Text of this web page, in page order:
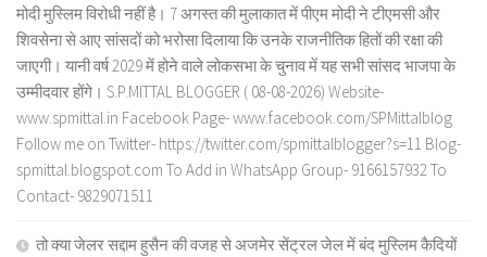
मोदी मुस्लिम विरोधी नहीं है। 7 अगस्त की मुलाकात में पीएम मोदी ने टीएमसी और
शिवसेना से आए सांसदों को भरोसा दिलाया कि उनके राजनीतिक हितों की रक्षा की
जाएगी। यानी वर्ष 2029 में होने वाले लोकसभा के चुनाव में यह सभी सांसद भाजपा के
उम्मीदवार होंगे। S.P.MITTAL BLOGGER ( 08-08-2026) Website-
www.spmittal.in Facebook Page- www.facebook.com/SPMittalblog
Follow me on Twitter- https://twitter.com/spmittalblogger?s=11 Blog-
spmittal.blogspot.com To Add in WhatsApp Group- 9166157932 To
Contact- 9829071511
तो क्या जेलर सद्दाम हुसैन की वजह से अजमेर सेंट्रल जेल में बंद मुस्लिम कैदियों